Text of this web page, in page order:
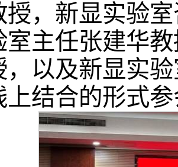
授，新显实验
室主任张建华
，以及新显实
上结合的形式